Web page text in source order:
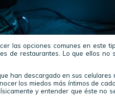
las opciones comunes en este
de restaurantes. Lo que ellos no
han descargado en sus celulares
los miedos más íntimos de
y entender que éste no